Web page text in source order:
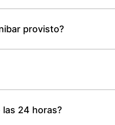
provisto?
24 horas?